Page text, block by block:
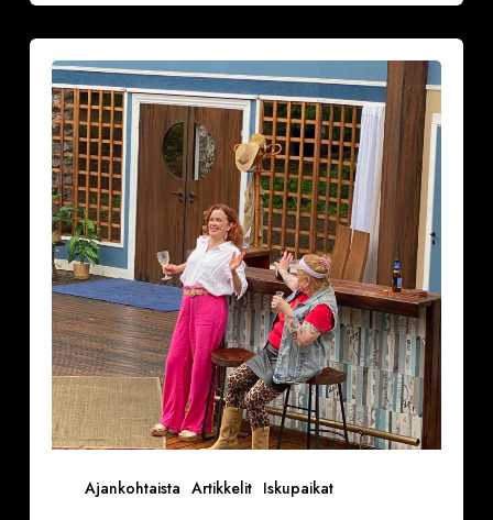
Ajankohtaista Artikkelit Iskupaikat
pyjama
naurattaa
kyyneliin
Krapin
kesäteatterissa
(VAROITUS,
ON
TIETTY
SINKKURYHMÄ
KENELLE
NÄYTÖS
ON
TAATUSTI
KIUSALLINEN)